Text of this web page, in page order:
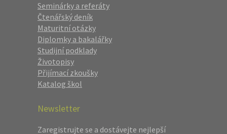
Seminárky a referáty
Čtenářský deník
Maturitní otázky
Diplomky a bakalářky
Studijní podklady
Životopisy
Přijímací zkoušky
Katalog škol
Newsletter
Zaregistrujte se a dostávejte nejlepší